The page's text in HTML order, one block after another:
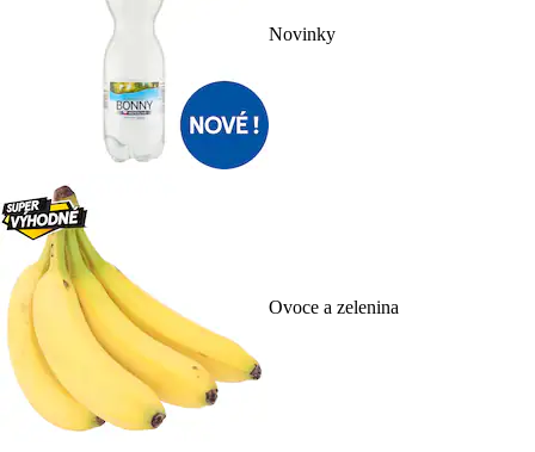
Novinky
Ovoce a zelenina